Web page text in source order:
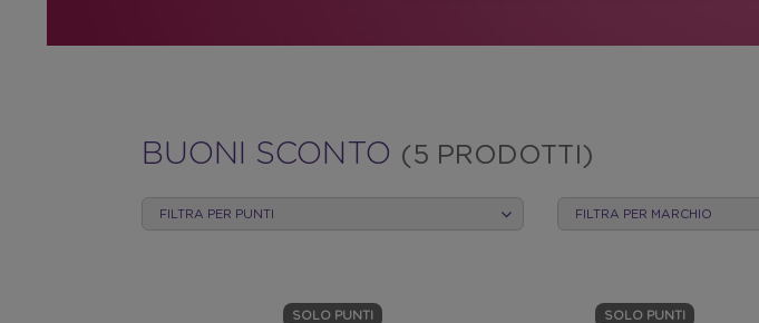
BUONI
SCONTO
BUONI SCONTO (5 PRODOTTI)
FILTRA PER PUNTI FILTRA PER MARCHIO
SOLO PUNTI SOLO PUNTI